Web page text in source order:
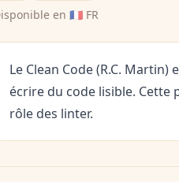
en 🇫🇷 FR
Le Clean Code (R.C.
écrire du code lisible.
rôle des linter.